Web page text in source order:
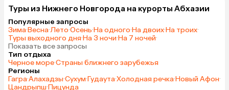
Туры из Нижнего Новгорода на курорты Абхазии
Популярные запросы
Зима·Весна·Лето·Осень·На одного·На двоих·На троих·
Туры выходного дня·На 3 ночи·На 7 ночей·
Показать все запросы
Тип отдыха
Черное море·Страны ближнего зарубежья
Регионы
Гагра·Алахадзы·Сухум·Гудаута·Холодная речка·Новый Афон·
Цандрыпш·Пицунда